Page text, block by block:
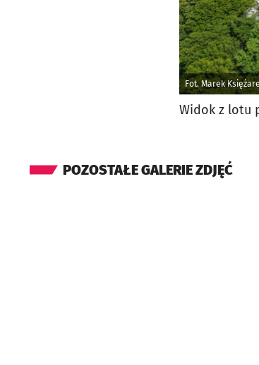
Fot. Marek
Widok z lotu
POZOSTAŁE GALERIE ZDJĘĆ